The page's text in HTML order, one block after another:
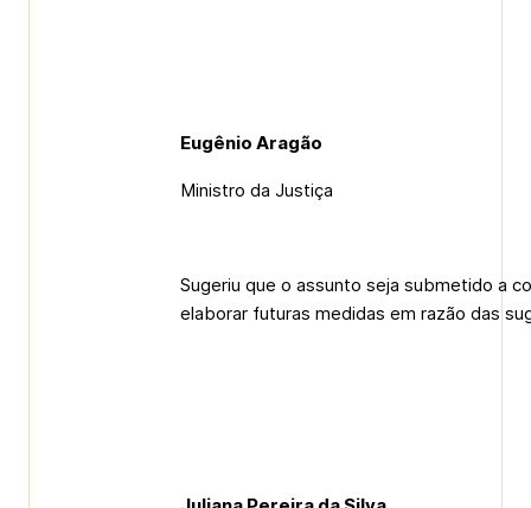
Eugênio Aragão
Ministro da Justiça
Sugeriu que o assunto seja submetido a
elaborar futuras medidas em razão das